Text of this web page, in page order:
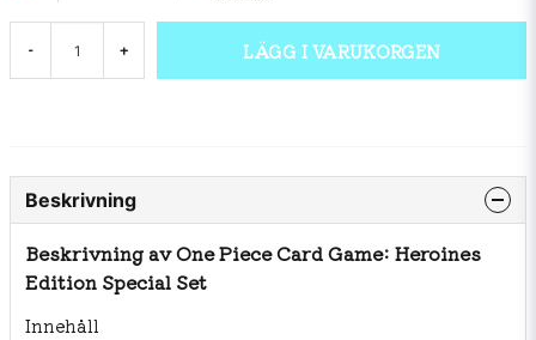
- + LÄGG I VARUKORGEN
Beskrivning
Beskrivning av One Piece Card Game: Heroines
Edition Special Set
Innehåll